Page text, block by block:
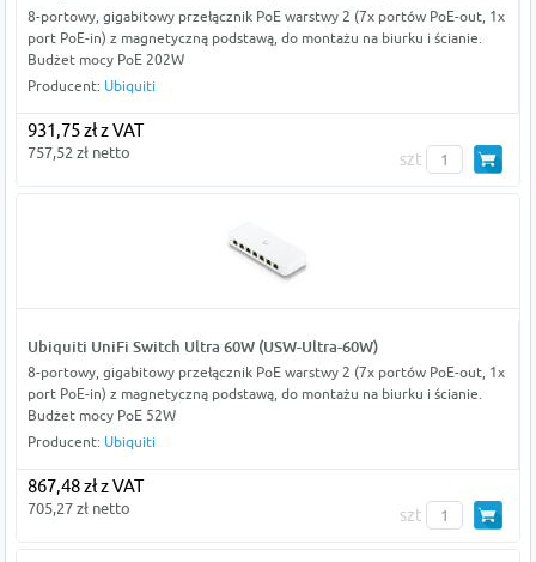
8-portowy, gigabitowy przełącznik PoE warstwy 2 (7x portów PoE-out, 1x
port PoE-in) z magnetyczną podstawą, do montażu na biurku i ścianie.
Budżet mocy PoE 202W
Producent: Ubiquiti
931,75 zł z VAT
757,52 zł netto szt
Ubiquiti UniFi Switch Ultra 60W (USW-Ultra-60W)
8-portowy, gigabitowy przełącznik PoE warstwy 2 (7x portów PoE-out, 1x
port PoE-in) z magnetyczną podstawą, do montażu na biurku i ścianie.
Budżet mocy PoE 52W
Producent: Ubiquiti
867,48 zł z VAT
705,27 zł netto szt